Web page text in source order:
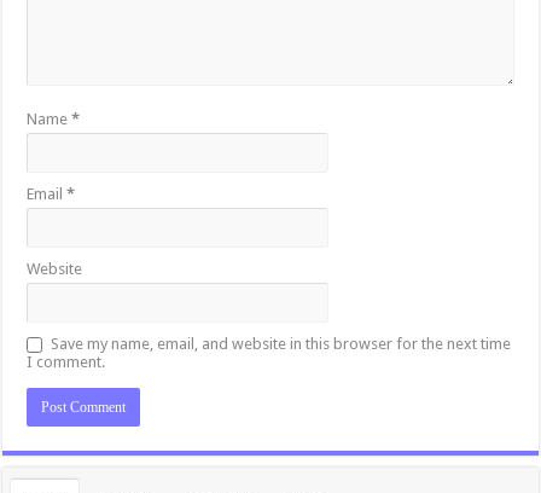
Name*
Email*
Website
Save my name, email, and website in this browser for the next time
I comment.